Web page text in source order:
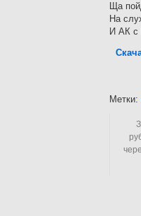
Ща
На
И АК с
Метки: